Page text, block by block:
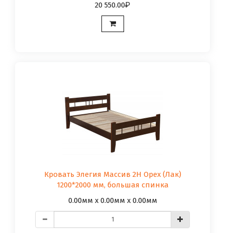
20 550.00
Кровать Элегия Массив 2Н Орех (Лак)
1200*2000 мм, большая спинка
0.00мм x 0.00мм x 0.00мм